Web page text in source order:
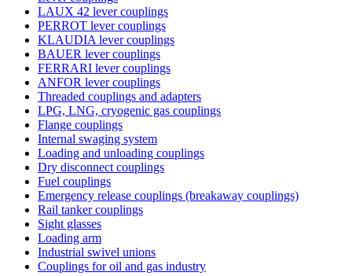
LAUX 42 lever couplings
PERROT lever couplings
KLAUDIA lever couplings
BAUER lever couplings
FERRARI lever couplings
ANFOR lever couplings
Threaded couplings and adapters
LPG, LNG, cryogenic gas couplings
Flange couplings
Internal swaging system
Loading and unloading couplings
Dry disconnect couplings
Fuel couplings
Emergency release couplings (breakaway couplings)
Rail tanker couplings
Sight glasses
Loading arm
Industrial swivel unions
Couplings for oil and gas industry